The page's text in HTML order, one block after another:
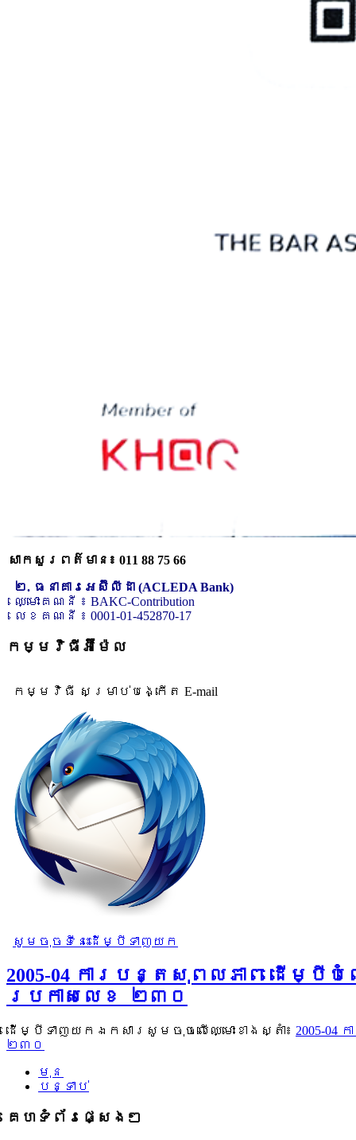
សាកសួរពត៌មាន៖ 011 88 75 66
២. ធនាគារអេស៊ីលីដា (ACLEDA Bank)
ឈ្មោះគណនី ៖ BAKC-Contribution
លេខគណនី ៖ 0001-01-452870-17
កម្មវិធីអ៊ីម៉ែល
កម្មវិធី សម្រាប់បង្កើត E-mail
សូមចុចទីនេះដើម្បីទាញយក
2005-04 ការបន្តសុពលភាព ដើម្
ប្រកាសលេខ ​​ ២៣០
ដើម្បីទាញយកឯកសារសូមចុចលើឈ្មោះខាងស្តាំ៖ 2005-
២៣០
មុន
បន្ទាប់
គេហទំព័រផ្សេងៗ